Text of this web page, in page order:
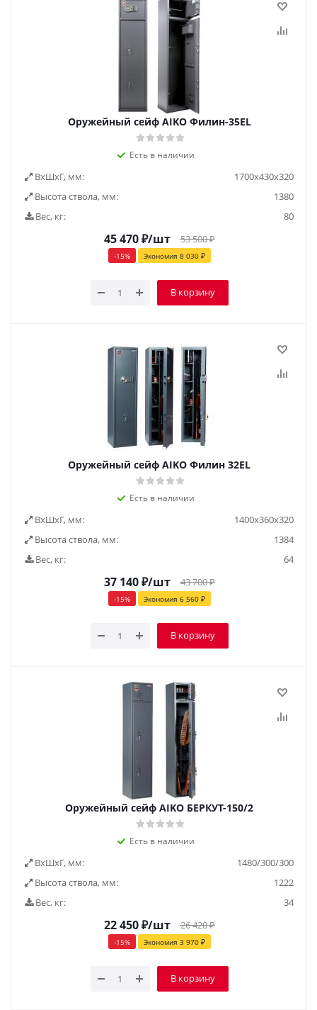
Оружейный сейф AIKO Филин-35EL
Есть в наличии
ВxШxГ, мм:
1700х430х320
Высота ствола, мм:
1380
Вес, кг:
80
45 470₽/шт 53 500₽
-15% Экономия 8 030₽
В корзину
Оружейный сейф AIKO Филин 32EL
Есть в наличии
ВxШxГ, мм:
1400x360x320
Высота ствола, мм:
1384
Вес, кг:
64
37 140₽/шт 43 700₽
-15% Экономия 6 560₽
В корзину
Оружейный сейф AIKO БЕРКУТ-150/2
Есть в наличии
ВxШxГ, мм:
1480/300/300
Высота ствола, мм:
1222
Вес, кг:
34
22 450₽/шт 26 420₽
-15% Экономия 3 970₽
В корзину